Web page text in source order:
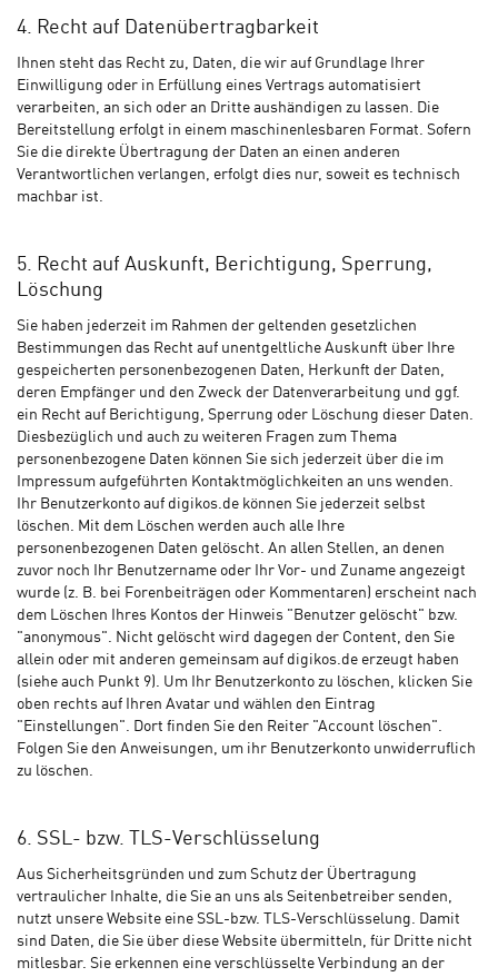
4. Recht auf Datenübertragbarkeit
Ihnen steht das Recht zu, Daten, die wir auf Grundlage Ihrer
Einwilligung oder in Erfüllung eines Vertrags automatisiert
verarbeiten, an sich oder an Dritte aushändigen zu lassen. Die
Bereitstellung erfolgt in einem maschinenlesbaren Format. Sofern
Sie die direkte Übertragung der Daten an einen anderen
Verantwortlichen verlangen, erfolgt dies nur, soweit es technisch
machbar ist.
5. Recht auf Auskunft, Berichtigung, Sperrung,
Löschung
Sie haben jederzeit im Rahmen der geltenden gesetzlichen
Bestimmungen das Recht auf unentgeltliche Auskunft über Ihre
gespeicherten personenbezogenen Daten, Herkunft der Daten,
deren Empfänger und den Zweck der Datenverarbeitung und ggf.
ein Recht auf Berichtigung, Sperrung oder Löschung dieser Daten.
Diesbezüglich und auch zu weiteren Fragen zum Thema
personenbezogene Daten können Sie sich jederzeit über die im
Impressum aufgeführten Kontaktmöglichkeiten an uns wenden.
Ihr Benutzerkonto auf digikos.de können Sie jederzeit selbst
löschen. Mit dem Löschen werden auch alle Ihre
personenbezogenen Daten gelöscht. An allen Stellen, an denen
zuvor noch Ihr Benutzername oder Ihr Vor- und Zuname angezeigt
wurde (z. B. bei Forenbeiträgen oder Kommentaren) erscheint nach
dem Löschen Ihres Kontos der Hinweis "Benutzer gelöscht" bzw.
"anonymous". Nicht gelöscht wird dagegen der Content, den Sie
allein oder mit anderen gemeinsam auf digikos.de erzeugt haben
(siehe auch Punkt 9). Um Ihr Benutzerkonto zu löschen, klicken Sie
oben rechts auf Ihren Avatar und wählen den Eintrag
"Einstellungen". Dort finden Sie den Reiter "Account löschen".
Folgen Sie den Anweisungen, um ihr Benutzerkonto unwiderruflich
zu löschen.
6. SSL- bzw. TLS-Verschlüsselung
Aus Sicherheitsgründen und zum Schutz der Übertragung
vertraulicher Inhalte, die Sie an uns als Seitenbetreiber senden,
nutzt unsere Website eine SSL-bzw. TLS-Verschlüsselung. Damit
sind Daten, die Sie über diese Website übermitteln, für Dritte nicht
mitlesbar. Sie erkennen eine verschlüsselte Verbindung an der